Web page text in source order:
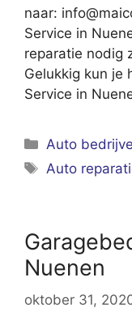
naar:
Service in
reparatie nodig
Gelukkig kun je
Service in
Categorieën
Auto
Tags
Auto
Nuenen
oktober 31,